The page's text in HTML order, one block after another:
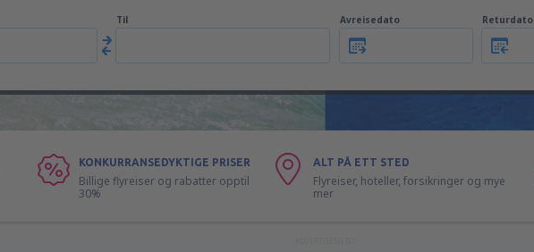
Til Avreisedato Returdato
KONKURRANSEDYKTIGE PRISER
Billige flyreiser og rabatter opptil
30%
ALT PÅ ETT STED
Flyreiser, hoteller, forsikringer og mye
mer